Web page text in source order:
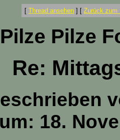
[ Thread ansehen ] [ Zurück zum
Pilze Pilze
Re:
18.